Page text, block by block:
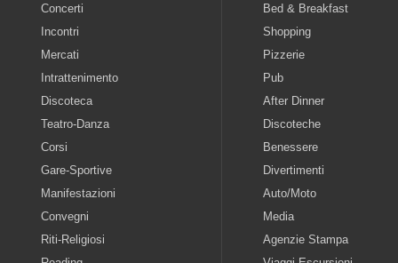
Concerti
Incontri
Mercati
Intrattenimento
Discoteca
Teatro-Danza
Corsi
Gare-Sportive
Manifestazioni
Convegni
Riti-Religiosi
Bed & Breakfast
Shopping
Pizzerie
Pub
After Dinner
Discoteche
Benessere
Divertimenti
Auto/Moto
Media
Agenzie Stampa